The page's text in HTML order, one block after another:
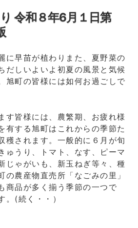
令和８年6月１日第
に早苗が植わりまた、夏野菜の
だしいよいよ初夏の風景と気候
旭町の皆様には如何お過ごしで
す皆様には、農繁期、お疲れ様
有する旭町はこれからの季節た
穫されます。一般的に６月が旬
ゅうり、トマト、なす、ピーマ
じゃがいも、新玉ねぎ等々、種
の農産物直売所「なごみの里」
商品が多く揃う季節の一つで
。(続く・・）